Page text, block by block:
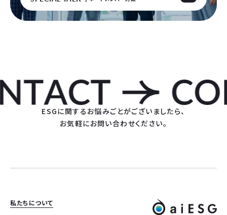
ESGに関するお悩みごとがございましたら、
お気軽にお問い合わせください。
私たちについて